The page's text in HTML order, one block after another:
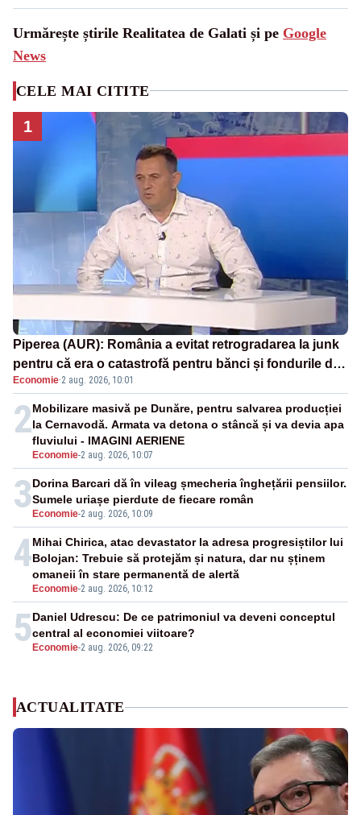
Urmărește știrile Realitatea de Galati și pe Google
News
CELE MAI CITITE
1
Piperea (AUR): România a evitat retrogradarea la junk
pentru că era o catastrofă pentru bănci și fondurile de
pensii
Economie·2 aug. 2026, 10:01
2
Economie-2 aug. 2026, 10:07
Mobilizare masivă pe Dunăre, pentru salvarea producției
la Cernavodă. Armata va detona o stâncă și va devia apa
fluviului - IMAGINI AERIENE
3 Economie-2 aug. 2026, 10:09
Dorina Barcari dă în vileag șmecheria înghețării pensiilor.
Sumele uriașe pierdute de fiecare român
4
Economie-2 aug. 2026, 10:12
Mihai Chirica, atac devastator la adresa progresiștilor lui
Bolojan: Trebuie să protejăm și natura, dar nu șținem
omaneii în stare permanentă de alertă
5 Economie-2 aug. 2026, 09:22
Daniel Udrescu: De ce patrimoniul va deveni conceptul
central al economiei viitoare?
ACTUALITATE